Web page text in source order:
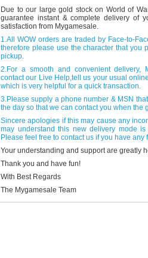
Due to our large gold stock on World of
guarantee instant & complete delivery of
satisfaction from Mygamesale.
1.All WOW orders are traded by Face-to-
therefore please use the character that you
pickup.
2.For a smooth and convenient delivery,
contact our Live Help,tell us your usual
which is very helpful for a quick transaction.
3.Please supply a phone number & MSN
the day so that we can contact you when the
Sincere apologies if this may cause any
may understand this new delivery mode
Please feel free to contact us if you have any
Your understanding and support are greatly
Thank you and have fun!
With Best Regards
The Mygamesale Team